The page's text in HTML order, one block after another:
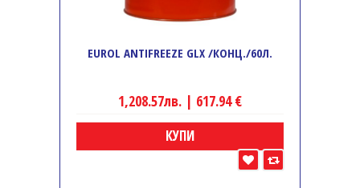
EUROL ANTIFREEZE GLX /КОНЦ./60Л.
1,208.57лв. | 617.94 €
КУПИ